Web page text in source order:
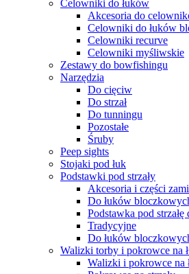
Celowniki do łuków
Akcesoria do
Celowniki do łuków
Celowniki recurve
Celowniki myśliwskie
Zestawy do bowfishingu
Narzędzia
Do cięciw
Do strzał
Do tunningu
Pozostałe
Śruby
Peep sights
Stojaki pod łuk
Podstawki pod strzały
Akcesoria i części
Do łuków
Podstawka pod
Tradycyjne
Do łuków
Walizki torby i pokrowce na
Walizki i pokrowce na